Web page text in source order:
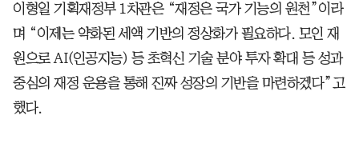
이형일 기획재정부 1차관은 “재정은 국가 기능의 원천”이라
며 “이제는 약화된 세액 기반의 정상화가 필요하다. 모인 재
원으로 AI(인공지능) 등 초혁신 기술 분야 투자 확대 등 성과
중심의 재정 운용을 통해 진짜 성장의 기반을 마련하겠다”고
했다.